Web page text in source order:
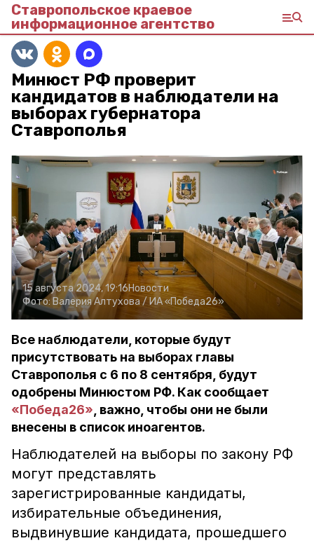
Ставропольское краевое
информационное агентство
Минюст РФ проверит
кандидатов в наблюдатели на
выборах губернатора
Ставрополья
15 августа 2024, 19:16Новости
Фото:Валерия Алтухова /ИА «Победа26»
Все наблюдатели, которые будут
присутствовать на выборах главы
Ставрополья с 6 по 8 сентября, будут
одобрены Минюстом РФ. Как сообщает
«Победа26» , важно, чтобы они не были
внесены в список иноагентов.
Наблюдателей на выборы по закону РФ
могут представлять
зарегистрированные кандидаты,
избирательные объединения,
выдвинувшие кандидата, прошедшего